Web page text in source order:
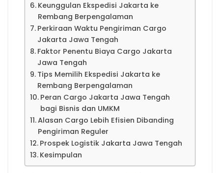
Keunggulan Ekspedisi Jakarta ke
Rembang Berpengalaman
Perkiraan Waktu Pengiriman Cargo
Jakarta Jawa Tengah
Faktor Penentu Biaya Cargo Jakarta
Jawa Tengah
Tips Memilih Ekspedisi Jakarta ke
Rembang Berpengalaman
Peran Cargo Jakarta Jawa Tengah
bagi Bisnis dan UMKM
Alasan Cargo Lebih Efisien Dibanding
Pengiriman Reguler
Prospek Logistik Jakarta Jawa Tengah
Kesimpulan